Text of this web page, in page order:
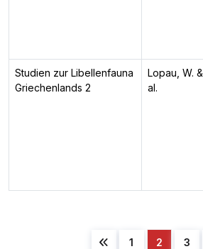
Studien zur Libellenfauna
Griechenlands 2
Lopau, W. &
al.
1 2 3